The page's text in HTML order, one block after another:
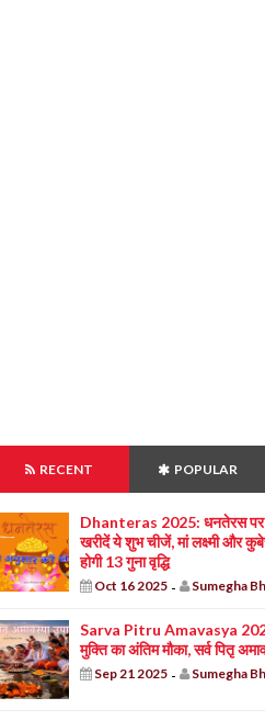
RECENT POPULAR
Dhanteras 2025: धनतेरस पर
खरीदें ये शुभ चीजें, मां लक्ष्मी और
होगी 13 गुना वृद्धि
Oct 16 2025- Sumegha
Sarva Pitru Amavasya 2025:
मुक्ति का अंतिम मौका, सर्व पितृ
Sep 21 2025- Sumegha